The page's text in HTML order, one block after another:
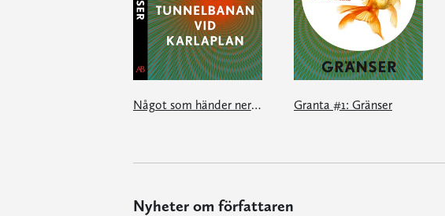
Något som händer nere i tunnelbanan vid Karlaplan: en e-singel ur Granta #1 Granta #1: Gränser
Nyheter om författaren